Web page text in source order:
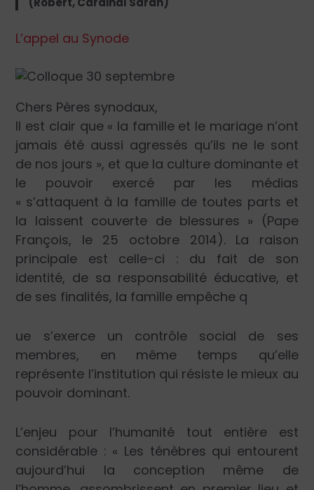
L’appel au Synode
Chers Pères synodaux,
Il est clair que « la famille et le mariage n’ont
jamais été aussi agressés qu’ils ne le sont
de nos jours », et que la culture dominante et
le pouvoir exercé par les médias
« s’attaquent à la famille de toutes parts et
la laissent couverte de blessures » (Pape
François, le 25 octobre 2014). La raison
principale est celle-ci : du fait de son
identité, de sa responsabilité éducative, et
de ses finalités, la famille empêche q
ue s’exerce un contrôle social de ses
membres, en même temps qu’elle
représente l’institution qui résiste le mieux au
pouvoir dominant.
L’enjeu pour l’humanité tout entière est
considérable : « Les ténèbres qui entourent
aujourd’hui la conception même de